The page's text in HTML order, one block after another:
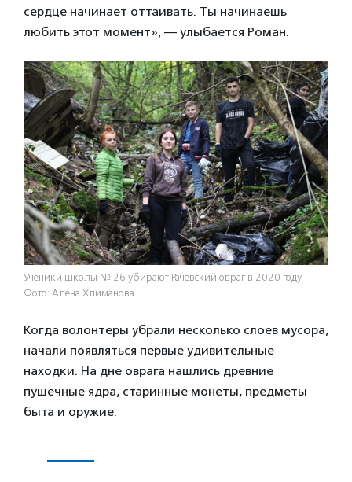
сердце начинает оттаивать. Ты начинаешь
любить этот момент», — улыбается Роман.
Ученики школы № 26 убирают Рачевский овраг в 2020 году.
Фото: Алена Хлиманова
Когда волонтеры убрали несколько слоев мусора,
начали появляться первые удивительные
находки. На дне оврага нашлись древние
пушечные ядра, старинные монеты, предметы
быта и оружие.